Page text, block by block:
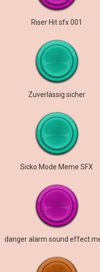
Riser Hit sfx 001
Zuverlässig sicher
Sicko Mode Meme SFX